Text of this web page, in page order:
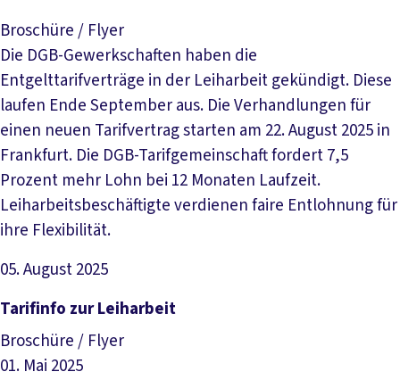
Broschüre / Flyer
Die DGB-Gewerkschaften haben die
Entgelttarifverträge in der Leiharbeit gekündigt. Diese
laufen Ende September aus. Die Verhandlungen für
einen neuen Tarifvertrag starten am 22. August 2025 in
Frankfurt. Die DGB-Tarifgemeinschaft fordert 7,5
Prozent mehr Lohn bei 12 Monaten Laufzeit.
Leiharbeitsbeschäftigte verdienen faire Entlohnung für
ihre Flexibilität.
05. August 2025
Datei herunterladen
Tarifinfo zur Leiharbeit
Broschüre / Flyer
01. Mai 2025